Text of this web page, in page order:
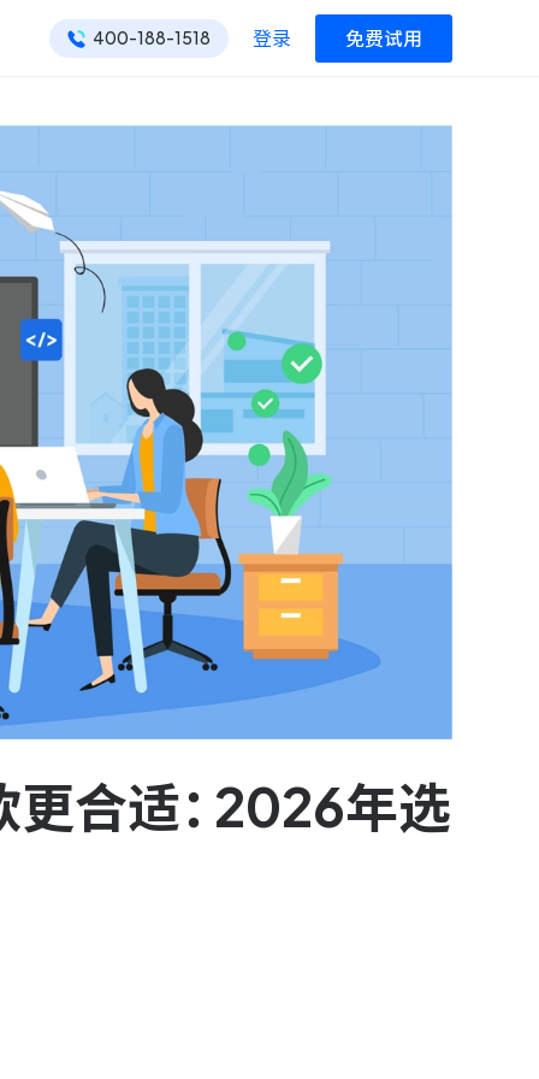
ONES 资讯
400-188-1518 登录 免费试用
合适：2026年选